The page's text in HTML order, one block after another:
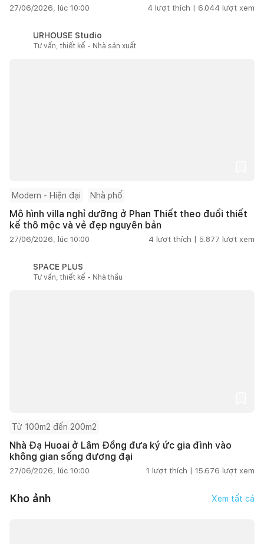
27/06/2026, lúc 10:00 4 lượt thích | 6.044 lượt xem
URHOUSE Studio
Tư vấn, thiết kế - Nhà sản xuất
Modern - Hiện đại Nhà phố
Mô hình villa nghỉ dưỡng ở Phan Thiết theo đuổi thiết
kế thô mộc và vẻ đẹp nguyên bản
27/06/2026, lúc 10:00 4 lượt thích | 5.877 lượt xem
SPACE PLUS
Tư vấn, thiết kế - Nhà thầu
Từ 100m2 đến 200m2
Nhà Đạ Huoai ở Lâm Đồng đưa ký ức gia đình vào
không gian sống đương đại
27/06/2026, lúc 10:00 1 lượt thích | 15.676 lượt xem
Kho ảnh Xem tất cả